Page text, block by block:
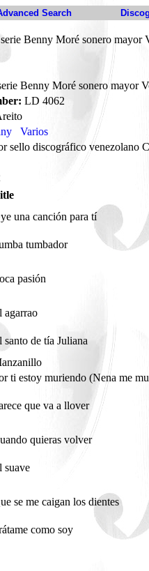
Search
Benny Moré sonero mayor
Benny Moré sonero mayor
LD 4062
Varios
sello discográfico venezolano
una canción para tí
tumbador
pasión
agarrao
santo de tía Juliana
ti estoy muriendo (Nena me
que va a llover
quieras volver
suave
se me caigan los dientes
como soy